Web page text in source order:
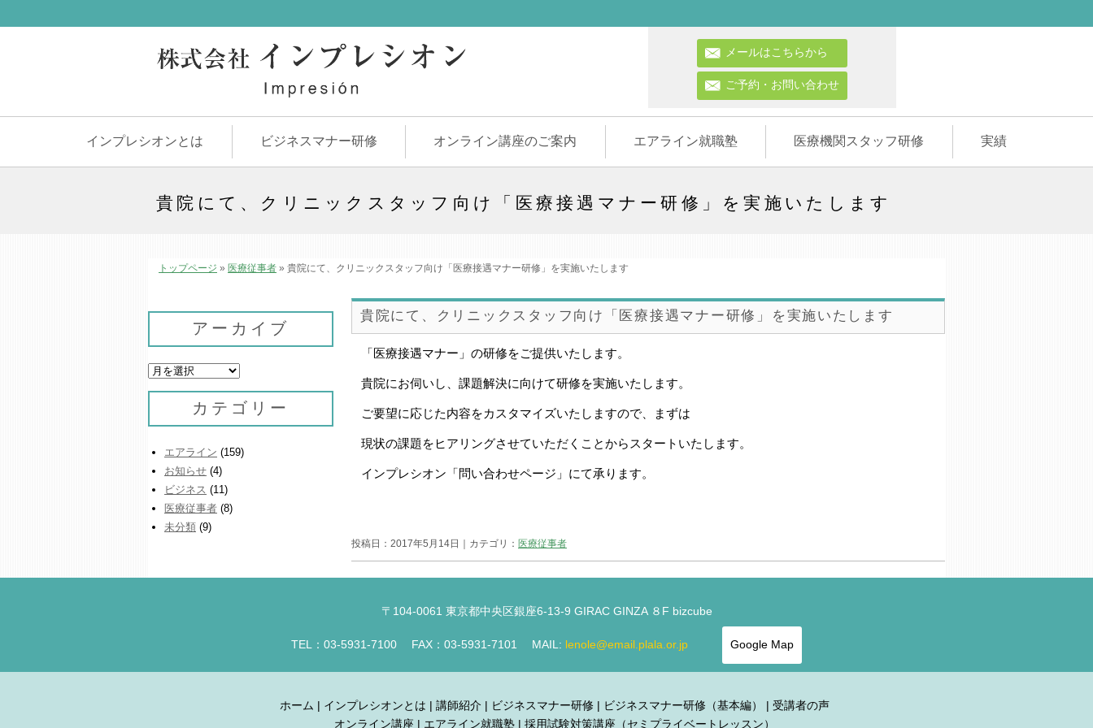
メールはこちらから
ご予約・お問い合わせ
インプレシオンとは ビジネスマナー研修 オンライン講座のご案内 エアライン就職塾 医療機関スタッフ研修 実績
貴院にて、クリニックスタッフ向け「医療接遇マナー研修」を実施いたします
トップページ » 医療従事者 » 貴院にて、クリニックスタッフ向け「医療接遇マナー研修」を実施いたします
貴院にて、クリニックスタッフ向け「医療接遇マナー研修」を実施いたします
「医療接遇マナー」の研修をご提供いたします。
貴院にお伺いし、課題解決に向けて研修を実施いたします。
ご要望に応じた内容をカスタマイズいたしますので、まずは
現状の課題をヒアリングさせていただくことからスタートいたします。
インプレシオン「問い合わせページ」にて承ります。
投稿日：2017年5月14日｜カテゴリ： 医療従事者
アーカイブ
ア
ー
カ
カテゴリー
エアライン (159)
お知らせ (4)
ビジネス (11)
医療従事者 (8)
未分類 (9)
〒104-0061 東京都中央区銀座6-13-9 GIRAC GINZA ８F bizcube
TEL：03-5931-7100 FAX：03-5931-7101 MAIL: lenole@email.plala.or.jp Google Map
ホーム | インプレシオンとは | 講師紹介 | ビジネスマナー研修 | ビジネスマナー研修（基本編） | 受講者の声
オンライン講座 | エアライン就職塾 | 採用試験対策講座（セミプライベートレッスン）